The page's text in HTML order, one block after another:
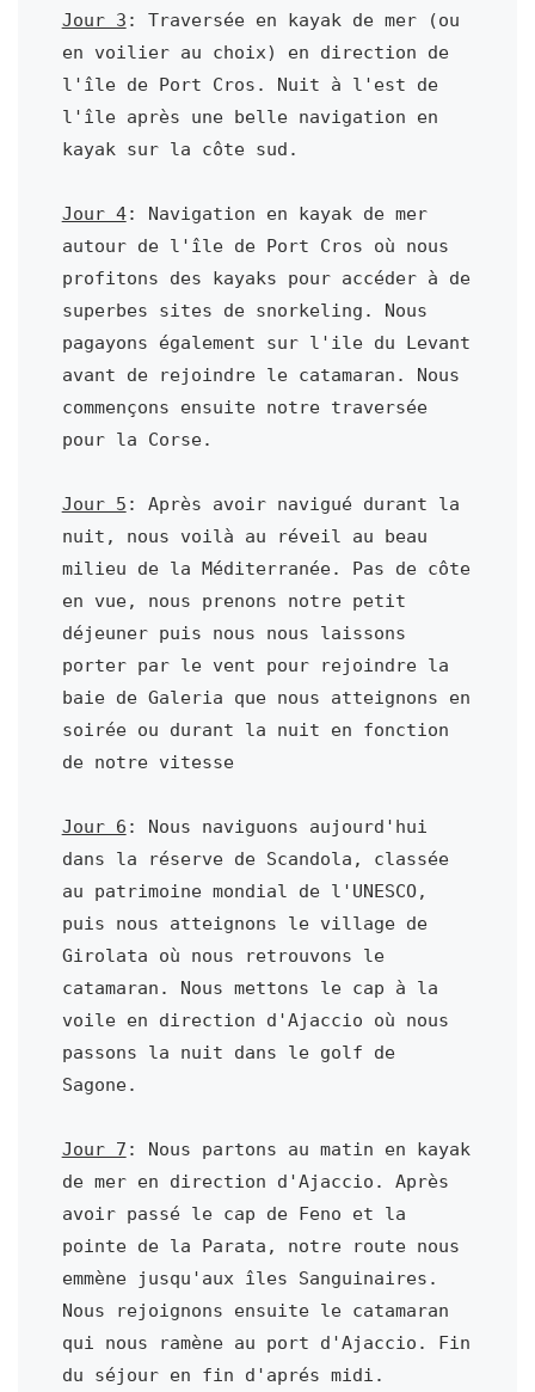
Jour 3 : Traversée en kayak de mer (ou
en voilier au choix) en direction de
l'île de Port Cros. Nuit à l'est de
l'île après une belle navigation en
kayak sur la côte sud.
Jour 4: Navigation en kayak de mer
autour de l'île de Port Cros où nous
profitons des kayaks pour accéder à de
superbes sites de snorkeling. Nous
pagayons également sur l'ile du Levant
avant de rejoindre le catamaran. Nous
commençons ensuite notre traversée
pour la Corse.
Jour 5 : Après avoir navigué durant la
nuit, nous voilà au réveil au beau
milieu de la Méditerranée. Pas de côte
en vue, nous prenons notre petit
déjeuner puis nous nous laissons
porter par le vent pour rejoindre la
baie de Galeria que nous atteignons en
soirée ou durant la nuit en fonction
de notre vitesse
Jour 6 : Nous naviguons aujourd'hui
dans la réserve de Scandola, classée
au patrimoine mondial de l'UNESCO,
puis nous atteignons le village de
Girolata où nous retrouvons le
catamaran. Nous mettons le cap à la
voile en direction d'Ajaccio où nous
passons la nuit dans le golf de
Sagone.
Jour 7 : Nous partons au matin en kayak
de mer en direction d'Ajaccio. Après
avoir passé le cap de Feno et la
pointe de la Parata, notre route nous
emmène jusqu'aux îles Sanguinaires.
Nous rejoignons ensuite le catamaran
qui nous ramène au port d'Ajaccio. Fin
du séjour en fin d'aprés midi.